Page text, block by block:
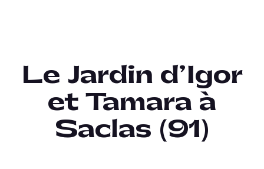
Le Jardin d’Igor
et Tamara à
Saclas (91)